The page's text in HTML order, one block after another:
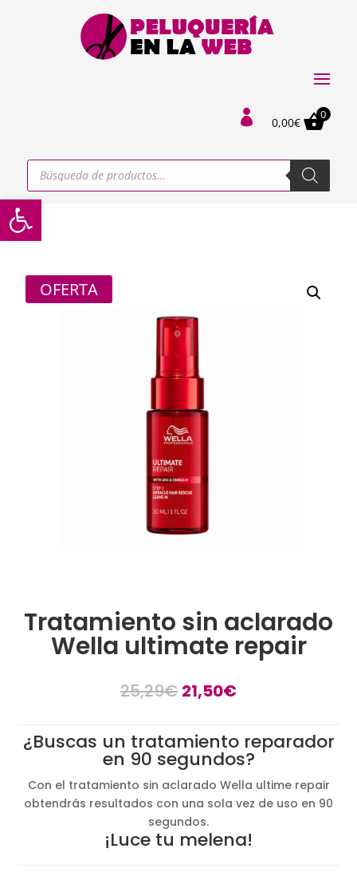
Abrir barra de herramientas
 0,00€
0
Búsqueda
productos
OFERTA
Tratamiento sin aclarado
Wella ultimate repair
25,29€ El
era:
25,29€.
21,50€El
es:
21,50€.
¿Buscas un tratamiento reparador
en 90 segundos?
Con el tratamiento sin aclarado Wella ultime repair
obtendrás resultados con una sola vez de uso en 90
segundos.
¡Luce tu melena!